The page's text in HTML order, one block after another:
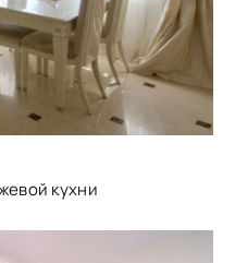
кухни